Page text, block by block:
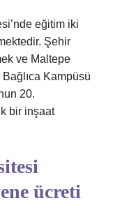
eğitim iki
Şehir
ve Maltepe
Kampüsü
20.
bir inşaat
ücreti